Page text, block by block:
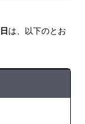
は、以下のとお